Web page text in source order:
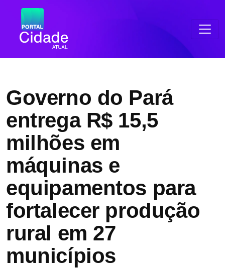
Governo do Pará
entrega R$ 15,5
milhões em
máquinas e
equipamentos para
fortalecer produção
rural em 27
municípios